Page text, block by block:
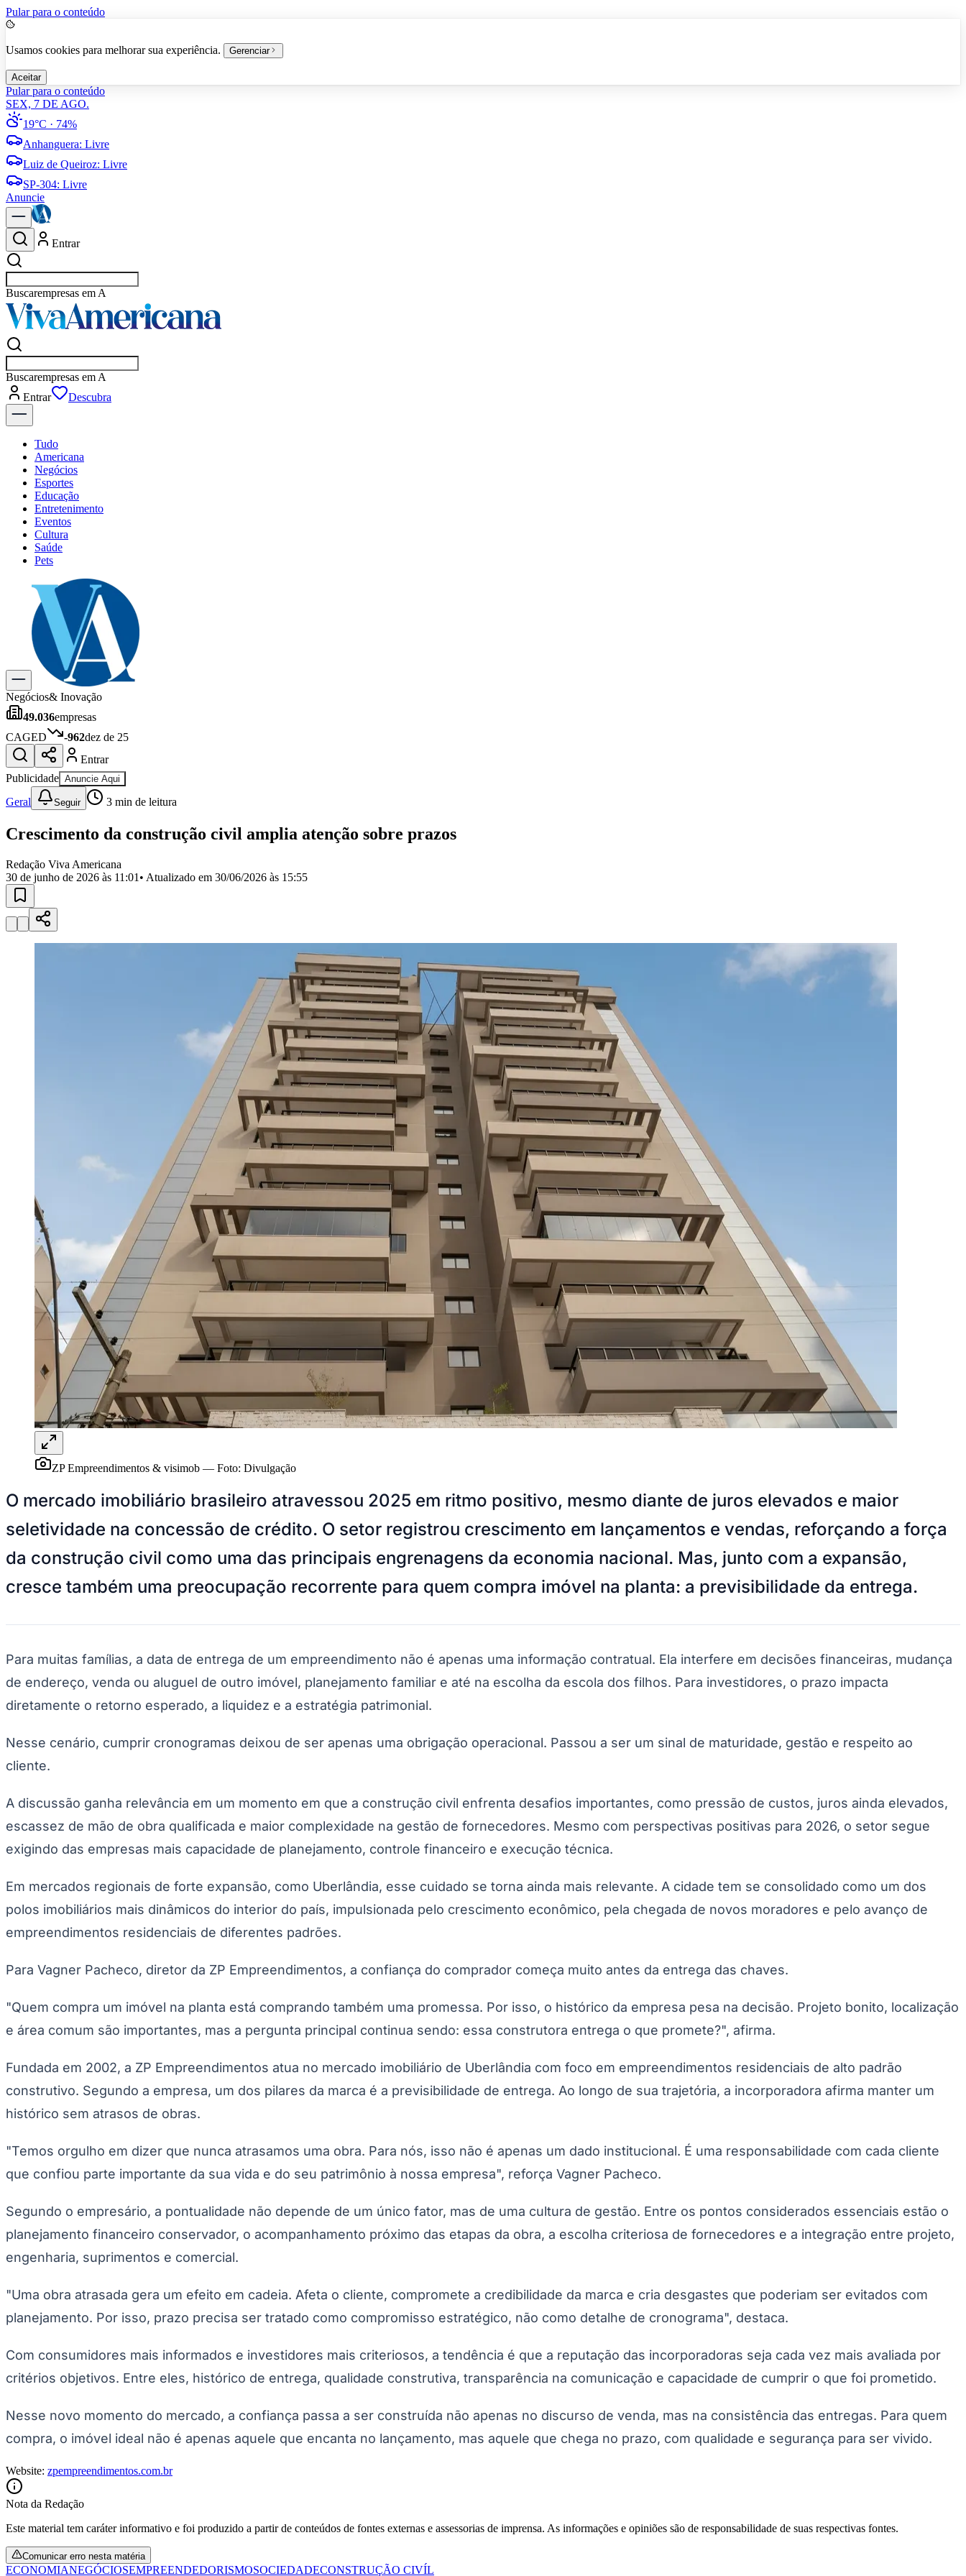
Pular para o conteúdo
Usamos cookies para melhorar sua experiência. Gerenciar
Aceitar
Pular para o conteúdo
SEX, 7 DE AGO.
19°C · 74%
Anhanguera: Livre
Luiz de Queiroz: Livre
SP-304: Livre
Anuncie
Entrar
Buscarempresas em Americana
Buscarempresas em Americana
Entrar
Flash
Tudo
Americana
Negócios
Esportes
Educação
Entretenimento
Eventos
Cultura
Saúde
Pets
Explore Tudo
Últimas Notícias
Previsão do Tempo
Dia a Dia & Lazer
Gastronomia
Cinema & Shows
Para Sua Empresa
Anuncie no Portal
Cadastrar Empresa
Divulgar Vagas
Publicidade Legal
Política
Eleições
Segurança
Cultura
Obras
Educação
Bairros de Americana
CentroJardim Girassol
Para Sua Empresa
Verificar Empresa
Novo
Anunciar Vagas
Publicidade Legal
NBA
NFL
Fórmula 1
UFC
Tênis (ATP)
MLB
NHL
Atletismo
Vôlei
NBB
Competições de Futebol
Brasileirão Série A
Brasileirão Série B
Paulistão
Copa do Brasil
Libertadores
Copa América
Champions League
Premier League
La Liga
Mundial 2026
Times - Ir direto
Negócios& Inovação
49.036empresas
CAGED
-962dez de 25
Entrar
Publicidade Anuncie Aqui
Geral Seguir 3 min de leitura
Crescimento da construção civil amplia atenção sobre prazos
Redação Viva Americana
30 de junho de 2026 às 11:01 • Atualizado em 30/06/2026 às 15:55
ZP Empreendimentos & visimob — Foto: Divulgação
O mercado imobiliário brasileiro atravessou 2025 em ritmo positivo, mesmo diante de juros elevados e maior
seletividade na concessão de crédito. O setor registrou crescimento em lançamentos e vendas, reforçando a força
da construção civil como uma das principais engrenagens da economia nacional. Mas, junto com a expansão,
cresce também uma preocupação recorrente para quem compra imóvel na planta: a previsibilidade da entrega.
Para muitas famílias, a data de entrega de um empreendimento não é apenas uma informação contratual. Ela interfere em decisões financeiras, mudança
de endereço, venda ou aluguel de outro imóvel, planejamento familiar e até na escolha da escola dos filhos. Para investidores, o prazo impacta
diretamente o retorno esperado, a liquidez e a estratégia patrimonial.
Nesse cenário, cumprir cronogramas deixou de ser apenas uma obrigação operacional. Passou a ser um sinal de maturidade, gestão e respeito ao
cliente.
A discussão ganha relevância em um momento em que a construção civil enfrenta desafios importantes, como pressão de custos, juros ainda elevados,
escassez de mão de obra qualificada e maior complexidade na gestão de fornecedores. Mesmo com perspectivas positivas para 2026, o setor segue
exigindo das empresas mais capacidade de planejamento, controle financeiro e execução técnica.
Em mercados regionais de forte expansão, como Uberlândia, esse cuidado se torna ainda mais relevante. A cidade tem se consolidado como um dos
polos imobiliários mais dinâmicos do interior do país, impulsionada pelo crescimento econômico, pela chegada de novos moradores e pelo avanço de
empreendimentos residenciais de diferentes padrões.
Para Vagner Pacheco, diretor da ZP Empreendimentos, a confiança do comprador começa muito antes da entrega das chaves.
"Quem compra um imóvel na planta está comprando também uma promessa. Por isso, o histórico da empresa pesa na decisão. Projeto bonito, localização
e área comum são importantes, mas a pergunta principal continua sendo: essa construtora entrega o que promete?", afirma.
Fundada em 2002, a ZP Empreendimentos atua no mercado imobiliário de Uberlândia com foco em empreendimentos residenciais de alto padrão
construtivo. Segundo a empresa, um dos pilares da marca é a previsibilidade de entrega. Ao longo de sua trajetória, a incorporadora afirma manter um
histórico sem atrasos de obras.
"Temos orgulho em dizer que nunca atrasamos uma obra. Para nós, isso não é apenas um dado institucional. É uma responsabilidade com cada cliente
que confiou parte importante da sua vida e do seu patrimônio à nossa empresa", reforça Vagner Pacheco.
Segundo o empresário, a pontualidade não depende de um único fator, mas de uma cultura de gestão. Entre os pontos considerados essenciais estão o
planejamento financeiro conservador, o acompanhamento próximo das etapas da obra, a escolha criteriosa de fornecedores e a integração entre projeto,
engenharia, suprimentos e comercial.
"Uma obra atrasada gera um efeito em cadeia. Afeta o cliente, compromete a credibilidade da marca e cria desgastes que poderiam ser evitados com
planejamento. Por isso, prazo precisa ser tratado como compromisso estratégico, não como detalhe de cronograma", destaca.
Com consumidores mais informados e investidores mais criteriosos, a tendência é que a reputação das incorporadoras seja cada vez mais avaliada por
critérios objetivos. Entre eles, histórico de entrega, qualidade construtiva, transparência na comunicação e capacidade de cumprir o que foi prometido.
Nesse novo momento do mercado, a confiança passa a ser construída não apenas no discurso de venda, mas na consistência das entregas. Para quem
compra, o imóvel ideal não é apenas aquele que encanta no lançamento, mas aquele que chega no prazo, com qualidade e segurança para ser vivido.
Website: zpempreendimentos.com.br
Nota da Redação
Este material tem caráter informativo e foi produzido a partir de conteúdos de fontes externas e assessorias de imprensa. As informações e opiniões são de responsabilidade de suas respectivas fontes.
Comunicar erro nesta matéria
ECONOMIANEGÓCIOSEMPREENDEDORISMOSOCIEDADECONSTRUÇÃO CIVÍL